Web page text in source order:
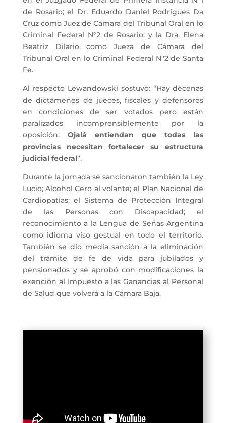
de Rosario; el Dr. Eduardo Daniel Rodrigues Da
Cruz como Juez de Cámara del Tribunal Oral en lo
Criminal Federal N°2 de Rosario; y la Dra. Elena
Beatriz Dilario como Jueza de Cámara del
Tribunal Oral en lo Criminal Federal N°2 de Santa
Fe.
Al respecto Lewandowski sostuvo: “Hay decenas
de dictámenes de jueces, fiscales y defensores
en condiciones de ser votados pero están
paralizados incomprensiblemente por la
oposición.
Ojalá entiendan que todas las
provincias necesitan fortalecer su estructura
judicial federal”.
Durante la jornada se sancionaron también la Ley
Lucio; Alcohol Cero al volante; el Plan Nacional de
Cardiopatías; el Sistema de Protección Integral
de las Personas con Discapacidad; el
reconocimiento a la Lengua de Señas Argentina
como idioma viso gestual en todo el territorio.
También se dio media sanción a la eliminación
del trámite de fe de vida para jubilados y
pensionados y se aprobó con modificaciones la
exención al Impuesto a las Ganancias al Personal
de Salud que volverá a la Cámara Baja.